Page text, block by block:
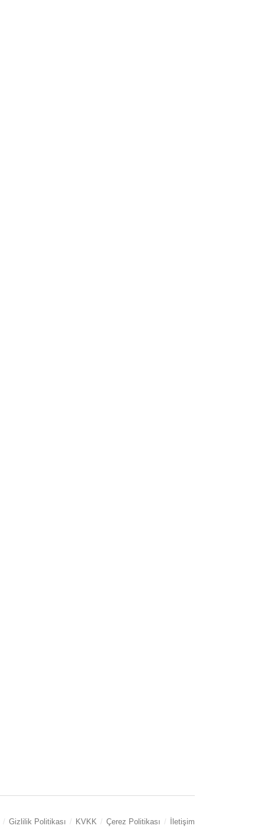
Gizlilik Politikası KVKK Çerez Politikası İletişim